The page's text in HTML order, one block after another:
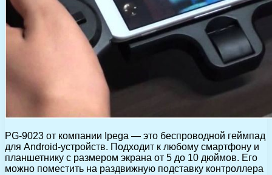
PG-9023 от компании Ipega — это беспроводной геймпад
для Android-устройств. Подходит к любому смартфону и
планшетнику с размером экрана от 5 до 10 дюймов. Его
можно поместить на раздвижную подставку контроллера